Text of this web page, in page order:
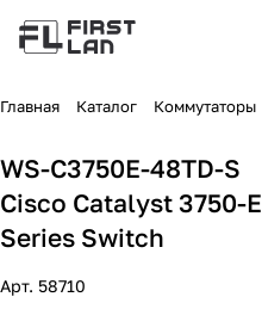
Главная Каталог Коммутаторы
WS-C3750E-48TD-S
Cisco Catalyst 3750-E
Series Switch
Арт. 58710